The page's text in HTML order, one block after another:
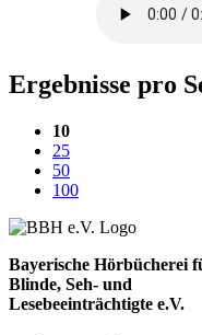
Ergebnisse pro
10(aktuelle
25
50
100
Bayerische Hörbücherei
Blinde, Seh- und
Lesebeeinträchtigte e.V.